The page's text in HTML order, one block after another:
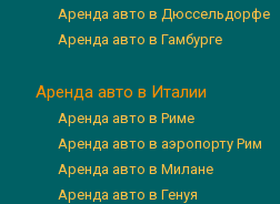
Аренда авто в Дюссельдорфе
Аренда авто в Гамбурге
Аренда авто в Италии
Аренда авто в Риме
Аренда авто в аэропорту Рим
Аренда авто в Милане
Аренда авто в Генуя